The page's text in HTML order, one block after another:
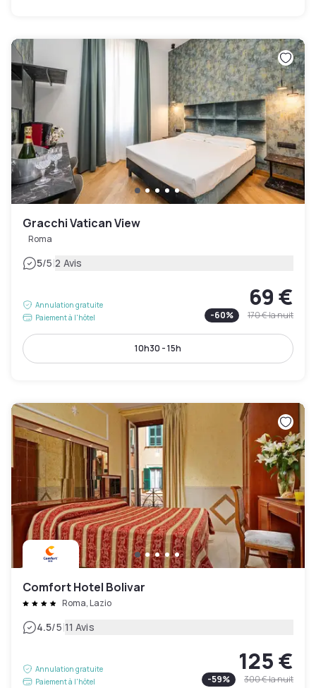
Gracchi Vatican View
Roma
5/5|2 Avis
Annulation gratuite
Paiement à l'hôtel
69 €
-60% 170 €la nuit
10h30 - 15h
Comfort Hotel Bolivar
Roma, Lazio
4.5/5|11 Avis
Annulation gratuite
Paiement à l'hôtel
125 €
-59% 300 €la nuit